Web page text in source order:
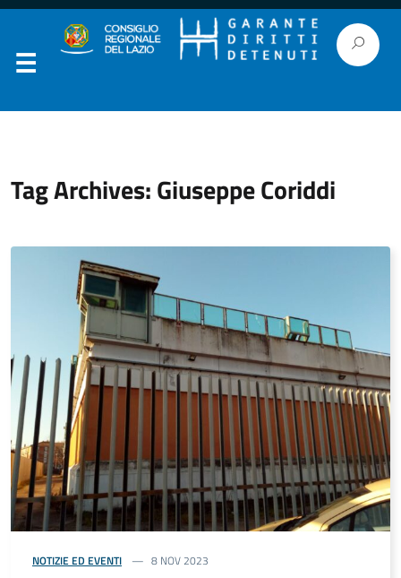
Tag Archives: Giuseppe Coriddi
NOTIZIE ED EVENTI 8 NOV 2023